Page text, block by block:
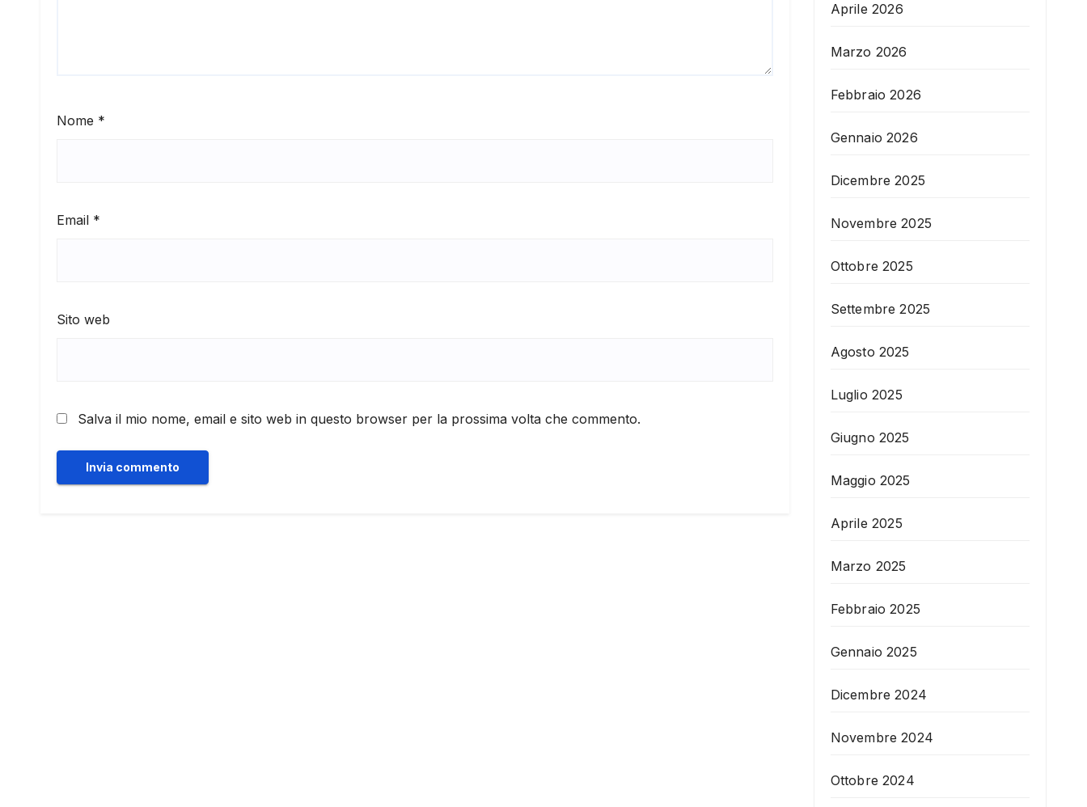
Nome *
Email *
Sito web
Salva il mio nome, email e sito web in questo browser per la prossima volta che commento.
Aprile 2026
Marzo 2026
Febbraio 2026
Gennaio 2026
Dicembre 2025
Novembre 2025
Ottobre 2025
Settembre 2025
Agosto 2025
Luglio 2025
Giugno 2025
Maggio 2025
Aprile 2025
Marzo 2025
Febbraio 2025
Gennaio 2025
Dicembre 2024
Novembre 2024
Ottobre 2024